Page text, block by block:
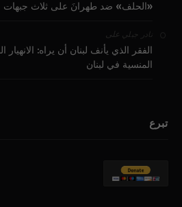
«الحلف» ضد طهرانَ على ثلاث جبهات
نادر جبلي على
الفقر الذي يأنف لبنان أن يراه:
المنسية في لبنان
تبرع